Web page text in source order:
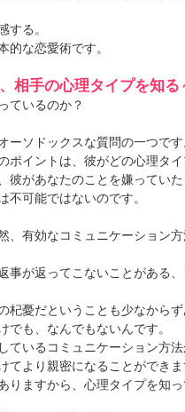
する。
的な恋愛術です。
相手の心理タイプを知る
ているのか？
ーソドックスな質問の一つです
ポイントは、彼がどの心理タイ
彼があなたのことを嫌ってい
不可能ではないのです。
、有効なコミュニケーション方
事が返ってこないことがある
杞憂だということも少なからず
でも、なんでもないんです。
ているコミュニケーション方法
てより親密になることができ
りますから、心理タイプを知